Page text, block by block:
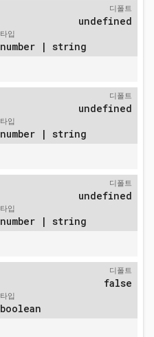
디폴트
undefined
타입
number | string
디폴트
undefined
타입
number | string
디폴트
undefined
타입
number | string
디폴트
false
타입
boolean